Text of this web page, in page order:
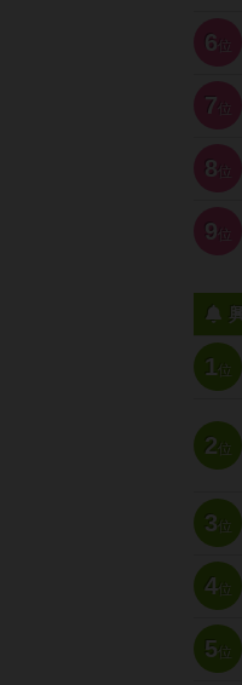
6 位
7 位
8 位
9 位
1位
2位
3位
4位
5位